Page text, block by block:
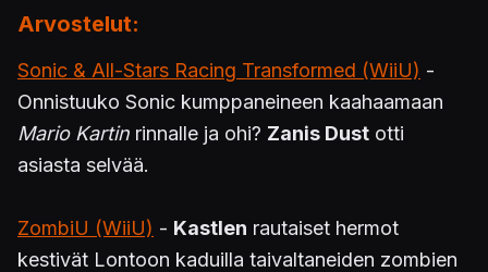
Arvostelut:
Sonic & All-Stars Racing Transformed (WiiU) -
Onnistuuko Sonic kumppaneineen kaahaamaan
Mario Kartin rinnalle ja ohi? Zanis Dust otti
asiasta selvää.
ZombiU (WiiU) - Kastlen rautaiset hermot
kestivät Lontoon kaduilla taivaltaneiden zombien